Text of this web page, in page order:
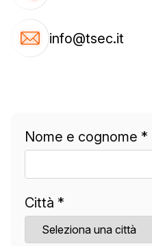
info@tsec.it
Nome e cognome *
Città *